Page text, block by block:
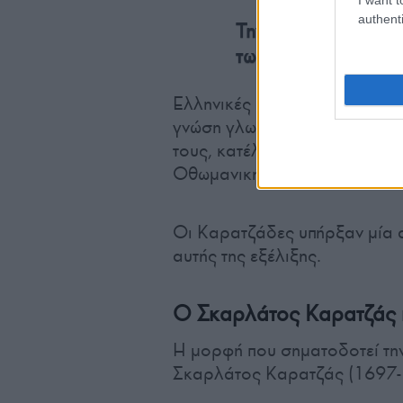
Την εποχή εκείνη
των Φαναριωτών.
Ελληνικές οικογένειες της
γνώση γλωσσών, τις
τους, κατέλαβαν κρίσιμες
Οθωμανικής Αυτοκρατορίας.
Οι Καρατζάδες υπήρξαν μία
αυτής της εξέλιξης.
Ο Σκαρλάτος Καρατζάς
Η μορφή που σηματοδοτεί
Σκαρλάτος Καρατζάς